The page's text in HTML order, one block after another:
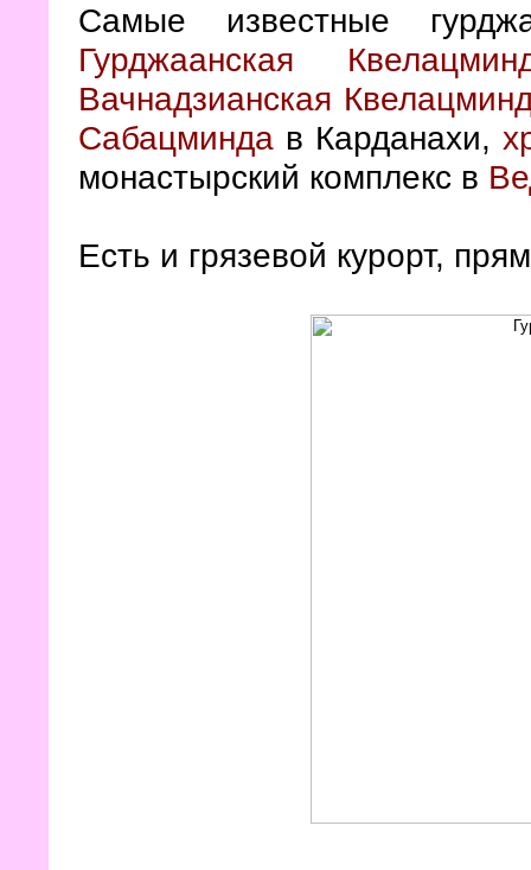
Самые известные
Гурджаанская
Вачнадзианская
Сабацминда в Карданахи,
монастырский комплекс в
Есть и грязевой курорт,